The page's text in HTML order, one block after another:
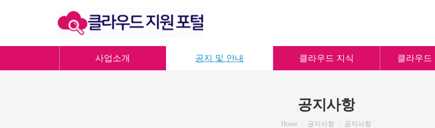
사업소개 공지 및 안내 클라우드 지식 클라우드
공지사항
You are here:
Home 공지사항 공지사항